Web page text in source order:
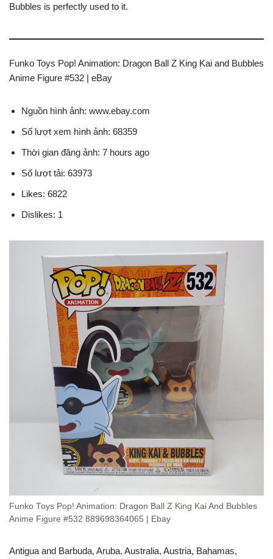
Bubbles is perfectly used to it.
Funko Toys Pop! Animation: Dragon Ball Z King Kai and Bubbles
Anime Figure #532 | eBay
Nguồn hình ảnh: www.ebay.com
Số lượt xem hình ảnh: 68359
Thời gian đăng ảnh: 7 hours ago
Số lượt tải: 63973
Likes: 6822
Dislikes: 1
Funko Toys Pop! Animation: Dragon Ball Z King Kai And Bubbles
Anime Figure #532 889698364065 | Ebay
Antigua and Barbuda, Aruba, Australia, Austria, Bahamas,